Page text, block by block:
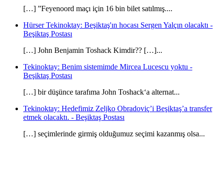
[…] ”Feyenoord maçı için 16 bin bilet satılmış....
Hürser Tekinoktay: Beşiktaş'ın hocası Sergen Yalçın olacaktı -
Beşiktaş Postası
[…] John Benjamin Toshack Kimdir?? […]...
Tekinoktay: Benim sistemimde Mircea Lucescu yoktu -
Beşiktaş Postası
[…] bir düşünce tarafıma John Toshack‘a alternat...
Tekinoktay: Hedefimiz Zeljko Obradoviç’i Beşiktaş’a transfer
etmek olacaktı. - Beşiktaş Postası
[…] seçimlerinde girmiş olduğumuz seçimi kazanmış olsa...